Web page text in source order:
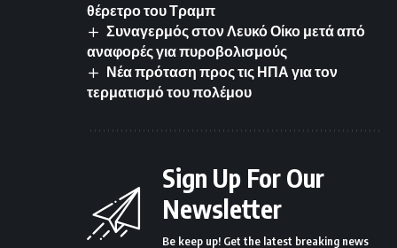
θέρετρο του Τραμπ
Συναγερμός στον Λευκό Οίκο μετά από
αναφορές για πυροβολισμούς
Νέα πρόταση προς τις ΗΠΑ για τον
τερματισμό του πολέμου
Sign Up For Our
Newsletter
Be keep up! Get the latest breaking news